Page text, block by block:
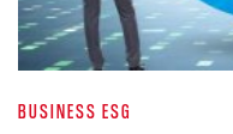
BUSINESS ESG